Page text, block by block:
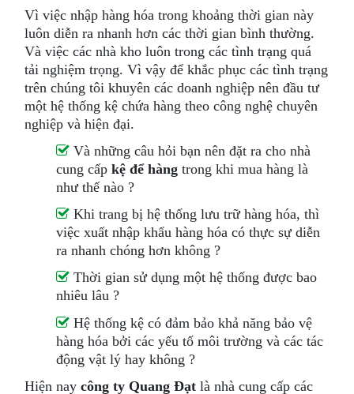
Vì việc nhập hàng hóa trong khoảng thời gian này
luôn diễn ra nhanh hơn các thời gian bình thường.
Và việc các nhà kho luôn trong các tình trạng quá
tải nghiệm trọng. Vì vậy để khắc phục các tình trạng
trên chúng tôi khuyên các doanh nghiệp nên đầu tư
một hệ thống kệ chứa hàng theo công nghệ chuyên
nghiệp và hiện đại.
Và những câu hỏi bạn nên đặt ra cho nhà
cung cấpkệ để hàng trong khi mua hàng là
như thế nào ?
Khi trang bị hệ thống lưu trữ hàng hóa, thì
việc xuất nhập khẩu hàng hóa có thực sự diễn
ra nhanh chóng hơn không ?
Thời gian sử dụng một hệ thống được bao
nhiêu lâu ?
Hệ thống kệ có đảm bảo khả năng bảo vệ
hàng hóa bởi các yếu tố môi trường và các tác
động vật lý hay không ?
Hiện naycông ty Quang Đạt là nhà cung cấp các